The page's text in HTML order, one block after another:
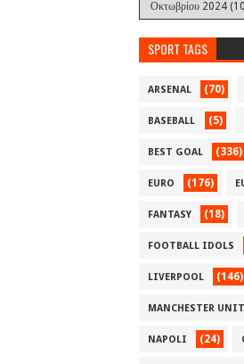
SPORT TAGS
ARSENAL (70)
BASEBALL (5)
BEST GOAL (336)
EURO (176)
FANTASY (18)
FOOTBALL IDOLS
LIVERPOOL (146)
MANCHESTER
NAPOLI (24)